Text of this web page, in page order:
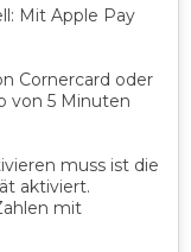
Mit Apple Pay
Cornercard oder
von 5 Minuten
muss ist die
aktiviert.
mit